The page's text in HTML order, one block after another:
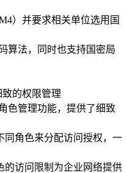
）并要求相关单位选用国
算法，同时也支持国密局
的权限管理
色管理功能，提供了细致
同角色来分配访问授权，一
的访问限制为企业网络提供